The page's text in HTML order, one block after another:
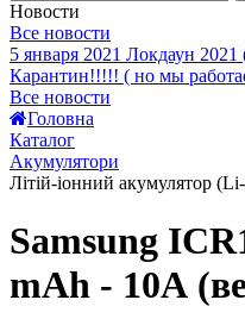
Новости
Все новости
5 января 2021 Локдаун 2021
Карантин!!!!! ( но мы
Все новости
Головна
Каталог
Акумулятори
Літій-іонний акумулятор
Samsung
mAh - 10А